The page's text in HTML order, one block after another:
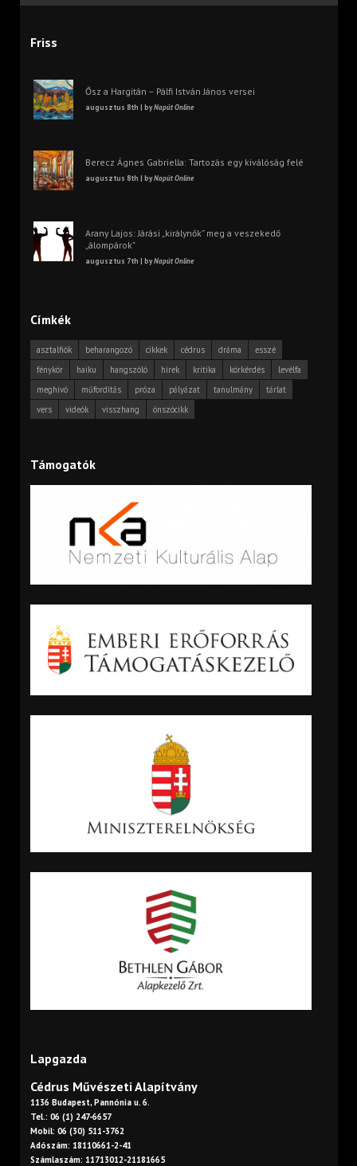
Friss
Ősz a Hargitán – Pálfi István János versei
augusztus 8th | byNapút Online
Berecz Ágnes Gabriella: Tartozás egy kiválóság felé
augusztus 8th | byNapút Online
Arany Lajos: Járási „királynők” meg a veszekedő
„álompárok”
augusztus 7th | byNapút Online
Címkék
asztalfiók beharangozó cikkek cédrus dráma
esszé
fénykör
haiku hangszóló hírek kritika körkérdés
levélfa
meghívó
műfordítás próza pályázat tanulmány
tárlat
vers
videók visszhang önszócikk
Támogatók
Lapgazda
Cédrus Művészeti Alapítvány
1136 Budapest, Pannónia u. 6.
Tel.: 06 (1) 247-6657
Mobil: 06 (30) 511-3762
Adószám: 18110661-2-41
Számlaszám: 11713012-21181665